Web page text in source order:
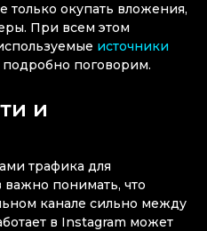
только окупать вложения,
При всем этом
источники
подробно поговорим.
и
трафика для
понимать, что
канале сильно между
в Instagram может